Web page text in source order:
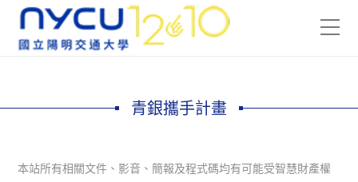
青銀攜手計畫
本站所有相關文件、影音、簡報及程式碼均有可能受智慧財產權